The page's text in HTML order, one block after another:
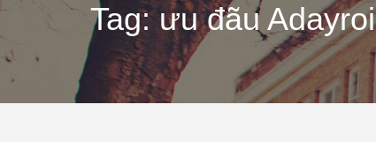
Tag: ưu đãu Adayroi